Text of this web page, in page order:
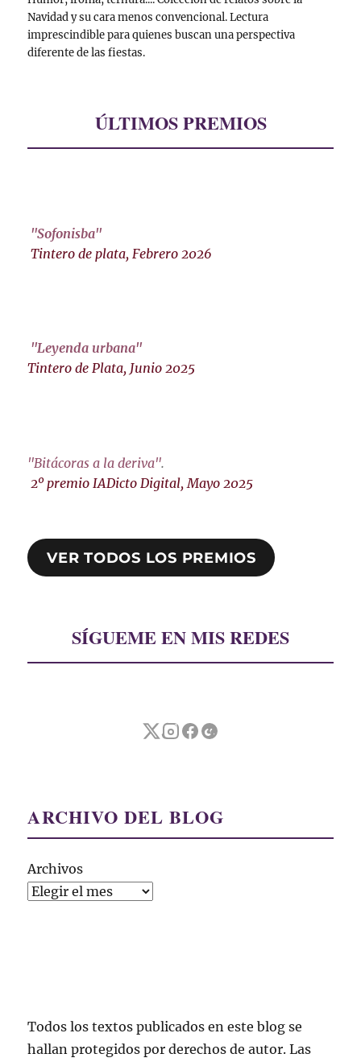
Navidad y su cara menos convencional. Lectura
imprescindible para quienes buscan una perspectiva
diferente de las fiestas.
ÚLTIMOS PREMIOS
"Sofonisba"
Tintero de plata, Febrero 2026
"Leyenda urbana"
Tintero de Plata, Junio 2025
"Bitácoras a la deriva".
2º premio IADicto Digital, Mayo 2025
VER TODOS LOS PREMIOS
SÍGUEME EN MIS REDES
ARCHIVO DEL BLOG
Archivos
Todos los textos publicados en este blog se
hallan protegidos por derechos de autor. Las